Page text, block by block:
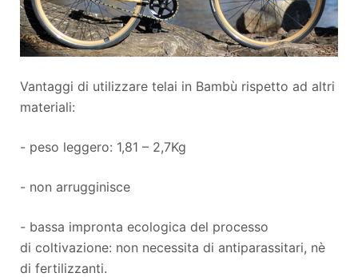
Vantaggi di utilizzare telai in Bambù rispetto ad altri
materiali:
- peso leggero: 1,81 – 2,7Kg
- non arrugginisce
- bassa impronta ecologica del processo
di coltivazione: non necessita di antiparassitari, nè
di fertilizzanti.